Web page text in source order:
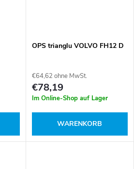
OPS trianglu VOLVO FH12 D
€64,62 ohne MwSt.
€78,19
Im Online-Shop auf Lager
WARENKORB